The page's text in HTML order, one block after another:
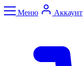
Меню Аккаунт